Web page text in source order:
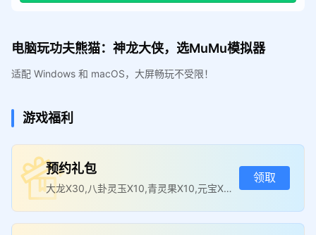
电脑玩功夫熊猫：神龙大侠，选MuMu模拟器
适配 Windows 和 macOS，大屏畅玩不受限！
游戏福利
预约礼包
大龙X30,八卦灵玉X10,青灵果X10,元宝X5
00
领取